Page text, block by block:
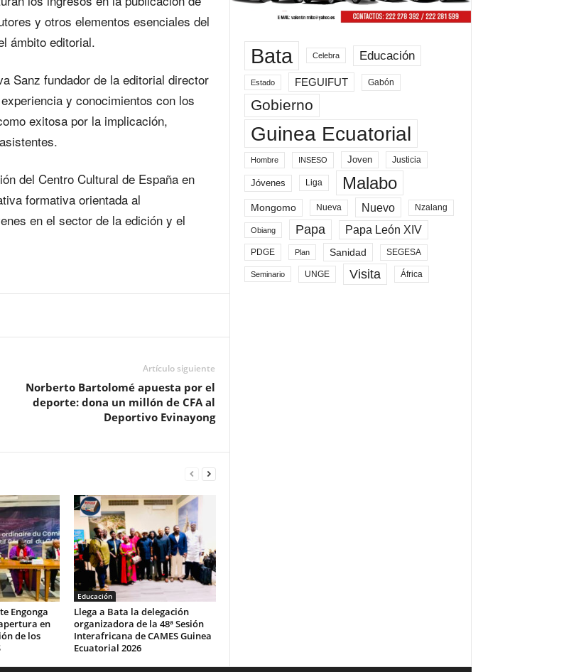
y otros elementos esenciales del
ámbito editorial.
Sanz fundador de la editorial director
y conocimientos con los
exitosa por la implicación,
del Centro Cultural de España en
formativa orientada al
en el sector de la edición y el
Artículo siguiente
Norberto Bartolomé apuesta por el
deporte: dona un millón de CFA al
Deportivo Evinayong
Engonga
en
de los
Educación
‎Llega a Bata la delegación
organizadora de la 48ª Sesión
Interafricana de CAMES Guinea
Ecuatorial 2026‎
Bata Celebra Educación
Estado FEGUIFUT Gabón
Gobierno
Guinea Ecuatorial
Hombre INSESO Joven Justicia
Jóvenes Liga Malabo
Mongomo Nueva Nuevo Nzalang
Obiang Papa Papa León XIV
PDGE Plan Sanidad SEGESA
Seminario UNGE Visita África